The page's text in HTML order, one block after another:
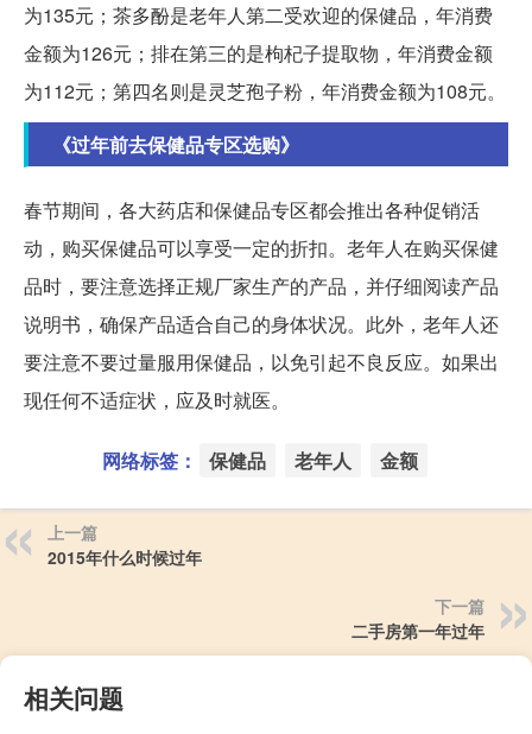
为135元；茶多酚是老年人第二受欢迎的保健品，年消费
金额为126元；排在第三的是枸杞子提取物，年消费金额
为112元；第四名则是灵芝孢子粉，年消费金额为108元。
《过年前去保健品专区选购》
春节期间，各大药店和保健品专区都会推出各种促销活
动，购买保健品可以享受一定的折扣。老年人在购买保健
品时，要注意选择正规厂家生产的产品，并仔细阅读产品
说明书，确保产品适合自己的身体状况。此外，老年人还
要注意不要过量服用保健品，以免引起不良反应。如果出
现任何不适症状，应及时就医。
网络标签： 保健品 老年人 金额
上一篇
2015年什么时候过年
下一篇
二手房第一年过年
相关问题